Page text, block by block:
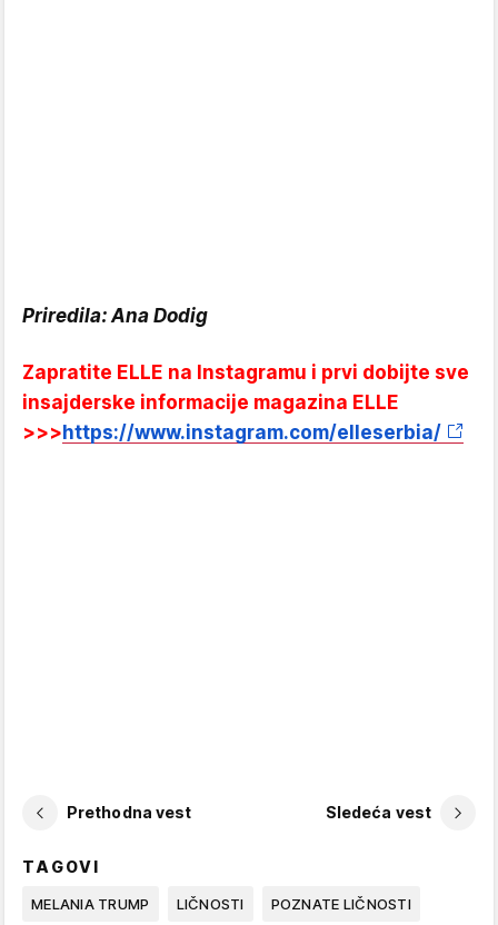
Priredila: Ana Dodig
Zapratite ELLE na Instagramu i prvi dobijte sve
insajderske informacije magazina ELLE
>>>https://www.instagram.com/elleserbia/
Prethodna vest Sledeća vest
TAGOVI
MELANIA TRUMP LIČNOSTI POZNATE LIČNOSTI